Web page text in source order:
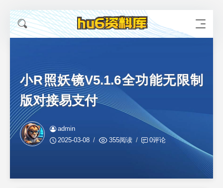
小R照妖镜V5.1.6全功能无限制
版对接易支付
admin
2025-03-08
355阅读 0评论